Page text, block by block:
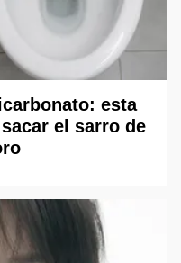
esta
el sarro de